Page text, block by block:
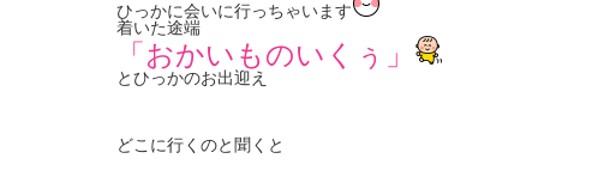
ひっかに会いに行っちゃいます
着いた途端
「おかいものいくぅ」
とひっかのお出迎え
どこに行くのと聞くと